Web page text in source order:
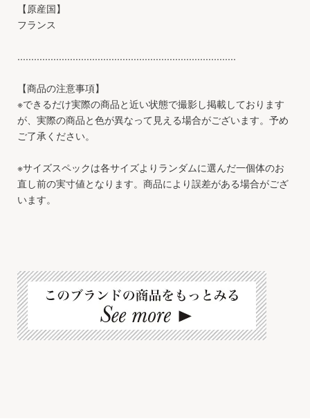
【原産国】
フランス
...............................................................................
【商品の注意事項】
※できるだけ実際の商品と近い状態で撮影し掲載しております
が、実際の商品と色が異なって見える場合がございます。予め
ご了承ください。
※サイズスペックは各サイズよりランダムに選んだ一個体のお
直し前の実寸値となります。商品により誤差がある場合がござ
います。